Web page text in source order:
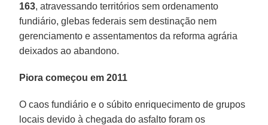
163, atravessando territórios sem ordenamento
fundiário, glebas federais sem destinação nem
gerenciamento e assentamentos da reforma agrária
deixados ao abandono.
Piora começou em 2011
O caos fundiário e o súbito enriquecimento de grupos
locais devido à chegada do asfalto foram os